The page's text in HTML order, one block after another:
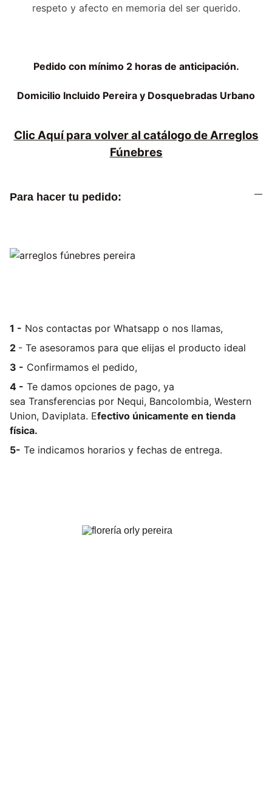
respeto y afecto en memoria del ser querido.
Pedido con mínimo 2 horas de anticipación.
Domicilio Incluido Pereira y Dosquebradas Urbano
Clic Aquí para volver al catálogo de Arreglos
Fúnebres
Para hacer tu pedido:
1 - Nos contactas por Whatsapp o nos llamas,
2 - Te asesoramos para que elijas el producto ideal
3 - Confirmamos el pedido,
4 - Te damos opciones de pago, ya
sea Transferencias por Nequi, Bancolombia, Western
Union, Daviplata. Efectivo únicamente en tienda
física.
5- Te indicamos horarios y fechas de entrega.